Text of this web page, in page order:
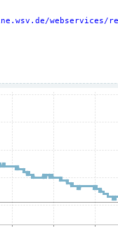
webservices/